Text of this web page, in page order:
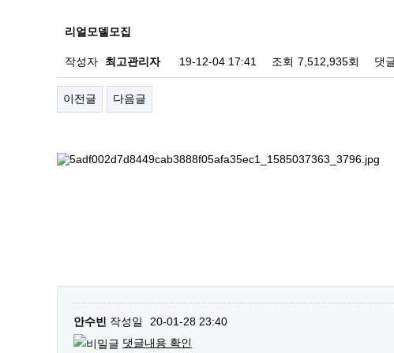
리얼모델모집
작성자 최고관리자 19-12-04 17:41 조회 7,512,935회 댓
이전글 다음글
안수빈 작성일
20-01-28 23:40
댓글내용 확인